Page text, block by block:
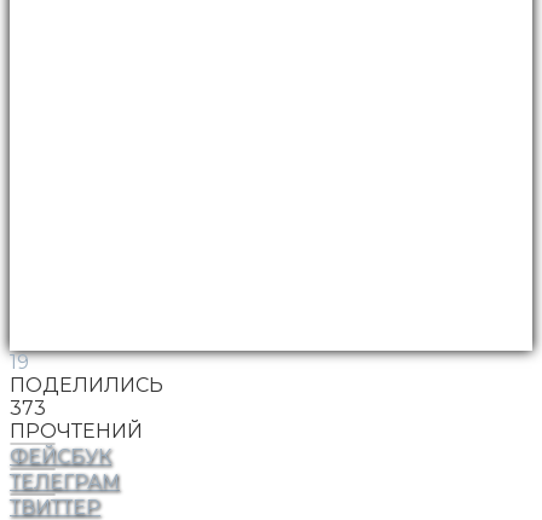
19
ПОДЕЛИЛИСЬ
373
ПРОЧТЕНИЙ
ФЕЙСБУК
ТЕЛЕГРАМ
ТВИТТЕР